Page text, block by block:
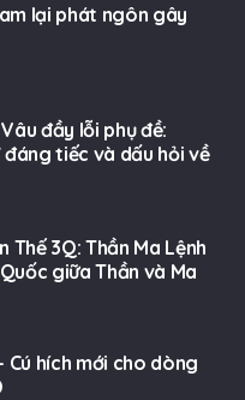
lại phát ngôn gây
đầy lỗi phụ đề:
đáng tiếc và dấu hỏi về
Thế 3Q: Thần Ma Lệnh
giữa Thần và Ma
Cú hích mới cho dòng